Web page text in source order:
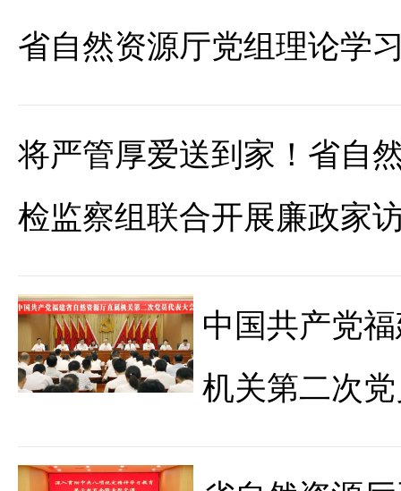
省自然资源厅党组理论学
将严管厚爱送到家！省自
检监察组联合开展廉政家
中国共产党
机关第二次